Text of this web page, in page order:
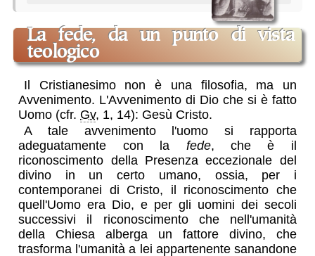
la fede, da un punto di vista
teologico
Il Cristianesimo non è una filosofia, ma un
Avvenimento. L'Avvenimento di Dio che si è fatto
Uomo (cfr. Gv, 1, 14): Gesù Cristo.
A tale avvenimento l'uomo si rapporta
adeguatamente con la fede, che è il
riconoscimento della Presenza eccezionale del
divino in un certo umano, ossia, per i
contemporanei di Cristo, il riconoscimento che
quell'Uomo era Dio, e per gli uomini dei secoli
successivi il riconoscimento che nell'umanità
della Chiesa alberga un fattore divino, che
trasforma l'umanità a lei appartenente sanandone